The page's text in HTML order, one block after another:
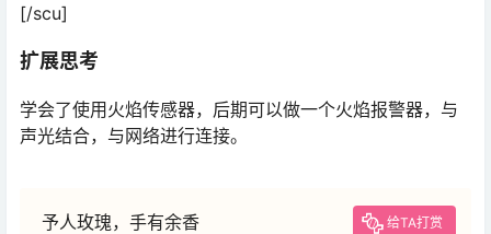
[/scu]
扩展思考
学会了使用火焰传感器，后期可以做一个火焰报警器，与
声光结合，与网络进行连接。
予人玫瑰，手有余香 给TA打赏